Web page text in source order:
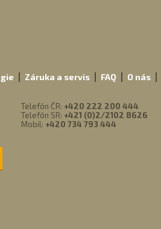
Záruka a servis FAQ O nás
Telefón ČR: +420 222 200 444
Telefón SR: +421 (0)2/2102 8626
Mobil: +420 734 793 444